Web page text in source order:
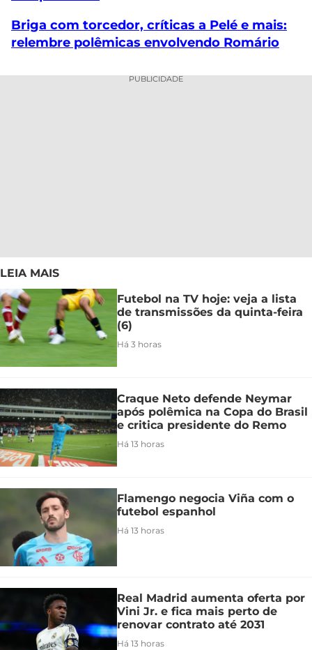
Briga com torcedor, críticas a Pelé e mais:
relembre polêmicas envolvendo Romário
PUBLICIDADE
LEIA MAIS
Futebol na TV hoje: veja a lista
de transmissões da quinta-feira
(6)
Há 3 horas
Craque Neto defende Neymar
após polêmica na Copa do Brasil
e critica presidente do Remo
Há 13 horas
Flamengo negocia Viña com o
futebol espanhol
Há 13 horas
Real Madrid aumenta oferta por
Vini Jr. e fica mais perto de
renovar contrato até 2031
Há 13 horas